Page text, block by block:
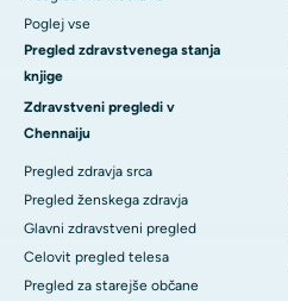
Poglej vse
Pregled zdravstvenega stanja
knjige
Zdravstveni pregledi v
Chennaiju
Pregled zdravja srca
Pregled ženskega zdravja
Glavni zdravstveni pregled
Celovit pregled telesa
Pregled za starejše občane